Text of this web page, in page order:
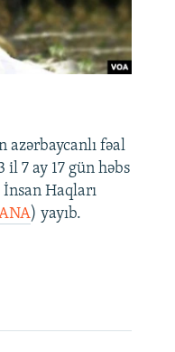
azərbaycanlı fəal
7 ay 17 gün həbs
Haqları
) yayıb.